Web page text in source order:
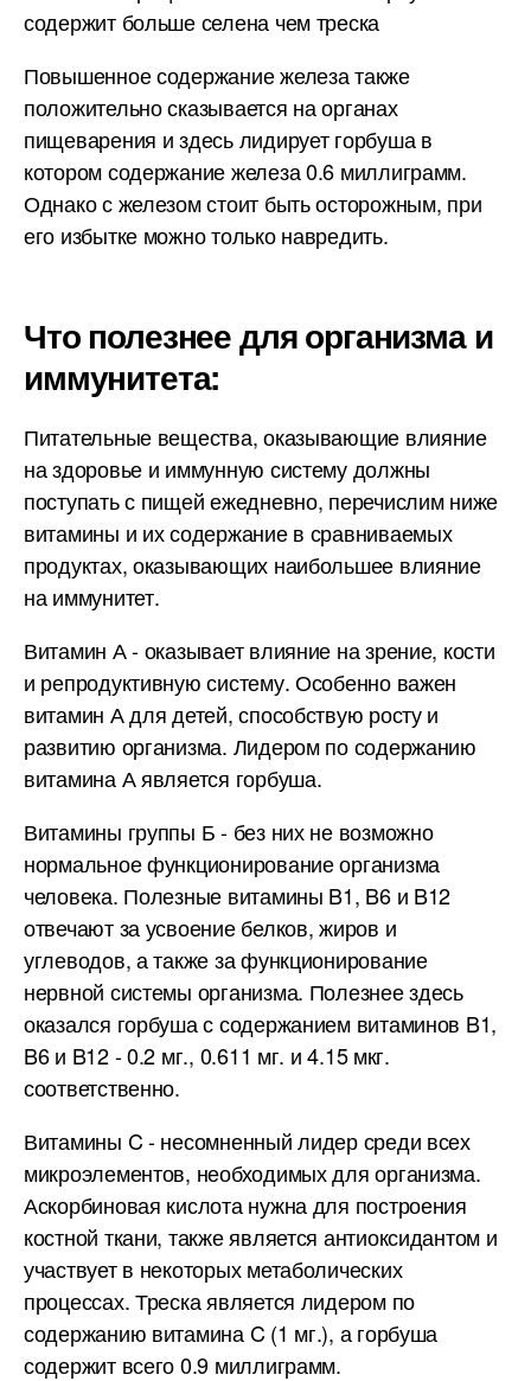
содержит больше селена чем треска
Повышенное содержание железа также
положительно сказывается на органах
пищеварения и здесь лидирует горбуша в
котором содержание железа 0.6 миллиграмм.
Однако с железом стоит быть осторожным, при
его избытке можно только навредить.
Что полезнее для организма и
иммунитета:
Питательные вещества, оказывающие влияние
на здоровье и иммунную систему должны
поступать с пищей ежедневно, перечислим ниже
витамины и их содержание в сравниваемых
продуктах, оказывающих наибольшее влияние
на иммунитет.
Витамин А - оказывает влияние на зрение, кости
и репродуктивную систему. Особенно важен
витамин А для детей, способствую росту и
развитию организма. Лидером по содержанию
витамина А является горбуша.
Витамины группы Б - без них не возможно
нормальное функционирование организма
человека. Полезные витамины B1, B6 и B12
отвечают за усвоение белков, жиров и
углеводов, а также за функционирование
нервной системы организма. Полезнее здесь
оказался горбуша с содержанием витаминов B1,
B6 и B12 - 0.2 мг., 0.611 мг. и 4.15 мкг.
соответственно.
Витамины C - несомненный лидер среди всех
микроэлементов, необходимых для организма.
Аскорбиновая кислота нужна для построения
костной ткани, также является антиоксидантом и
участвует в некоторых метаболических
процессах. Треска является лидером по
содержанию витамина C (1 мг.), а горбуша
содержит всего 0.9 миллиграмм.